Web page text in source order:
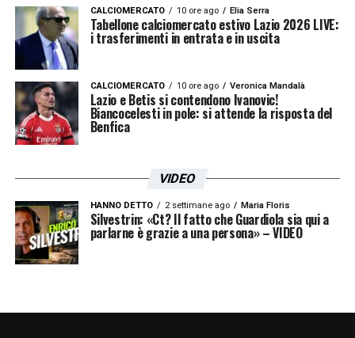
CALCIOMERCATO 10 ore ago Elia Serra
Tabellone calciomercato estivo Lazio 2026 LIVE:
i trasferimenti in entrata e in uscita
CALCIOMERCATO 10 ore ago Veronica Mandalà
Lazio e Betis si contendono Ivanovic!
Biancocelesti in pole: si attende la risposta del
Benfica
VIDEO
HANNO DETTO 2 settimane ago Maria Floris
Silvestrin: «Ct? Il fatto che Guardiola sia qui a
parlarne è grazie a una persona» – VIDEO